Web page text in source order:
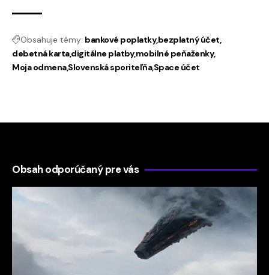
Obsahuje témy: bankové poplatkybezplatný účet
debetná kartadigitálne platbymobilné peňaženky
Moja odmenaSlovenská sporiteľňaSpace účet
Obsah odporúčaný pre vás